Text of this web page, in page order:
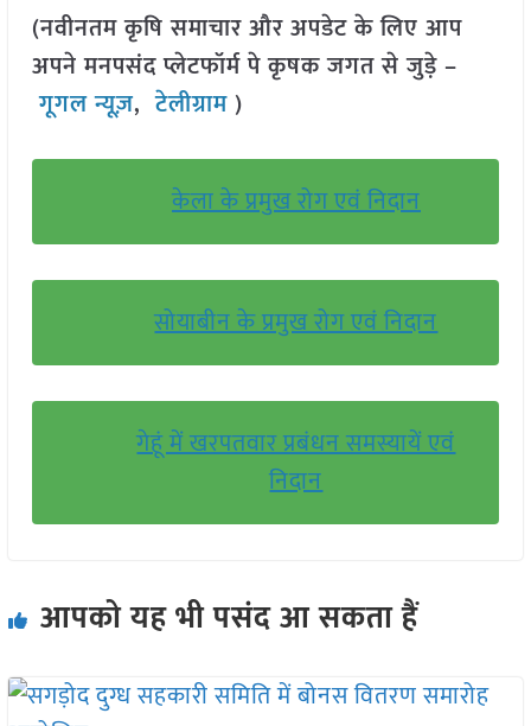
(नवीनतम कृषि समाचार और अपडेट के लिए आप
अपने मनपसंद प्लेटफॉर्म पे कृषक जगत से जुड़े –
गूगल न्यूज़,टेलीग्राम )
केला के प्रमुख रोग एवं निदान
सोयाबीन के प्रमुख रोग एवं निदान
गेहूं में खरपतवार प्रबंधन समस्यायें एवं
निदान
आपको यह भी पसंद आ सकता हैं